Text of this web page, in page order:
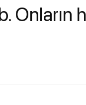
Onların